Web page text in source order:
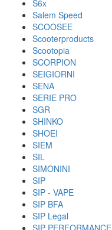
S6x
Salem Speed
SCOOSEE
Scooterproducts
Scootopia
SCORPION
SEIGIORNI
SENA
SERIE PRO
SGR
SHINKO
SHOEI
SIEM
SIL
SIMONINI
SIP
SIP - VAPE
SIP BFA
SIP Legal
SIP PERFORMANCE